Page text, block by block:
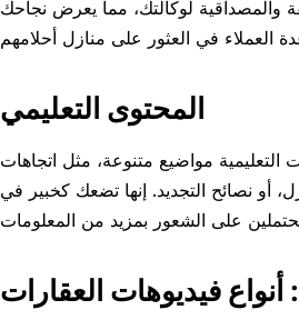
والمصداقية لوكالتك، مما يعرض نجاحك
المحتوى التعليمي
التعليمية مواضيع متنوعة، مثل اتجاهات
أو نصائح التجديد. إنها تضعك كخبير في
فيديوهات العقارات